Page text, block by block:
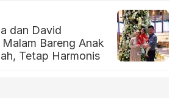
dan David
Bareng Anak
Tetap Harmonis